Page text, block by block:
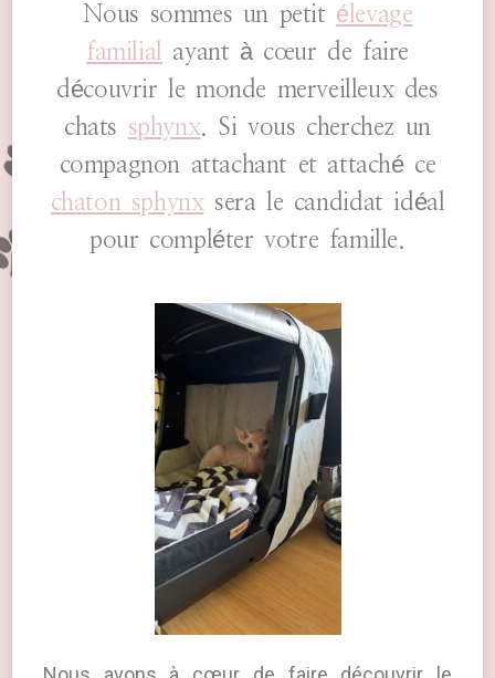
Nous sommes un petit élevage
familial
ayant à cœur de faire
découvrir le monde merveilleux des
chats sphynx. Si vous cherchez un
compagnon attachant et attaché ce
chaton sphynxsera le candidat idéal
pour compléter votre famille.